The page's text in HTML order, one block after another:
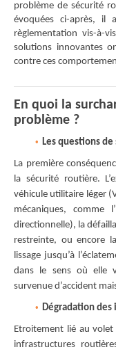
problème de sécurité
évoquées ci-après, il
règlementation vis-à-
solutions innovantes
contre ces
En quoi la
problème ?
Les questions
La première
la sécurité routière.
véhicule utilitaire léger
mécaniques, comme
directionnelle), la
restreinte, ou encore
lissage jusqu’à
dans le sens où elle
survenue d’accident
Dégradation
Etroitement lié au
infrastructures